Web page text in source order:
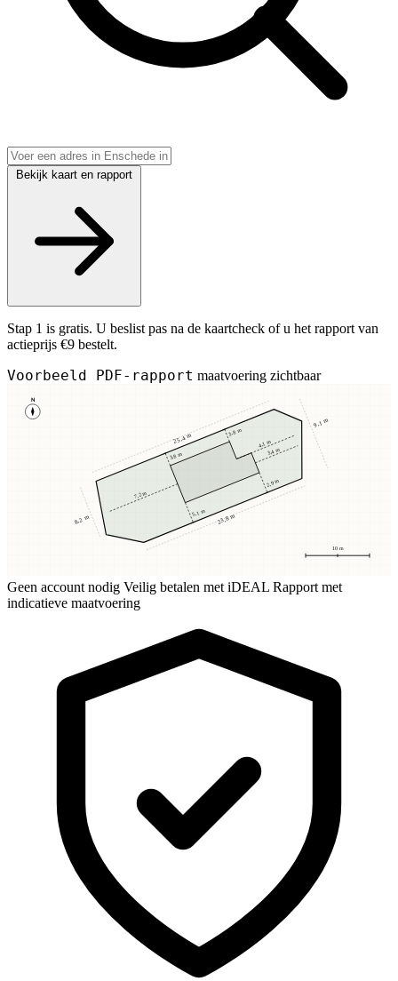
Bekijk kaart en rapport
Stap 1 is gratis. U beslist pas na de kaartcheck of u het rapport van
actieprijs €9 bestelt.
Voorbeeld PDF-rapport maatvoering zichtbaar
N
10 m
3,8 m
3,8 m
5,1 m
2,9 m
7,2 m
3,4 m
4,1 m
25,4 m
23,8 m
8,2 m
9,1 m
Geen account nodig Veilig betalen met iDEAL Rapport met
indicatieve maatvoering